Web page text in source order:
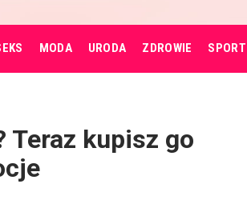
MODA URODA ZDROWIE SPORT
Teraz kupisz go